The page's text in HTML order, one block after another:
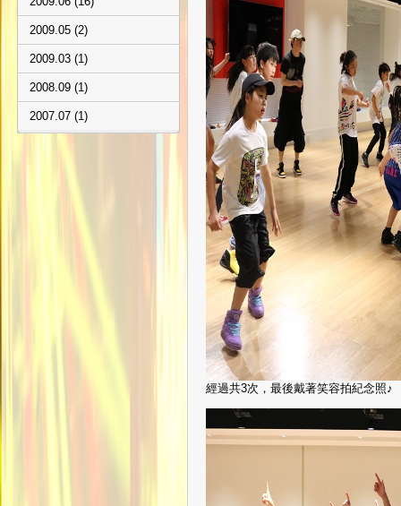
2009.05 (2)
2009.03 (1)
2008.09 (1)
2007.07 (1)
經過共3次，最後戴著笑容拍紀念照♪